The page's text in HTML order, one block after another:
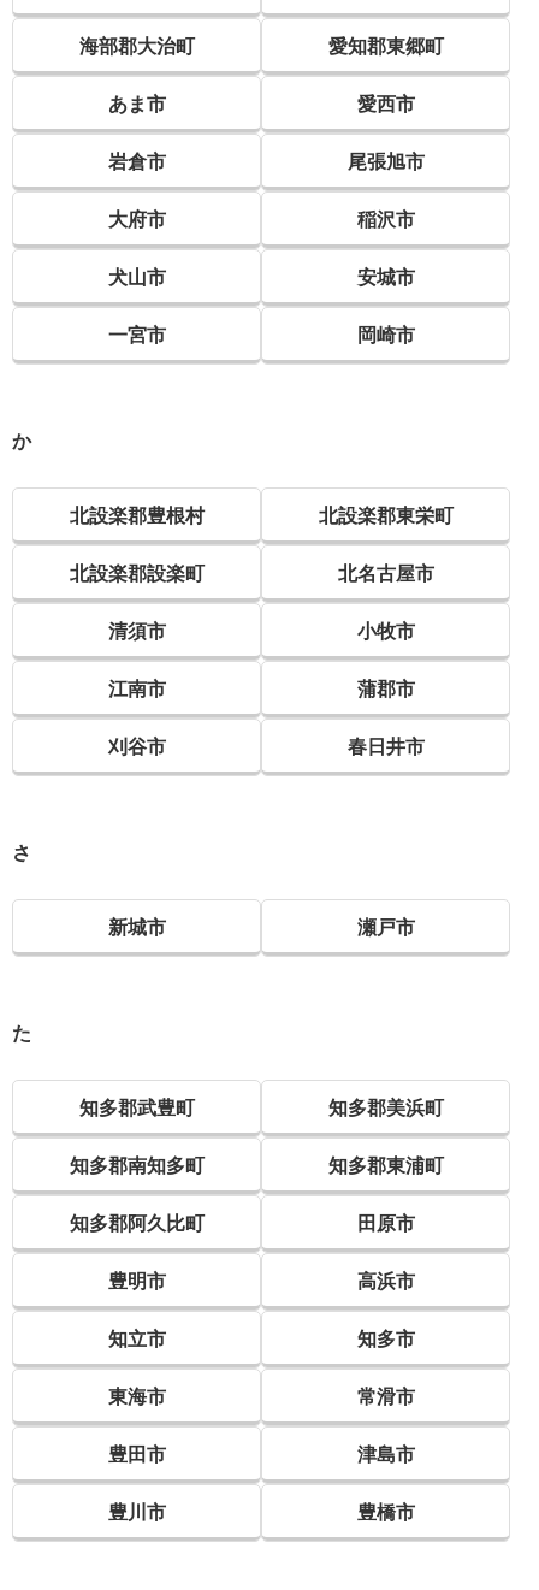
海部郡大治町 愛知郡東郷町
あま市 愛西市
岩倉市 尾張旭市
大府市 稲沢市
犬山市 安城市
一宮市 岡崎市
か
北設楽郡豊根村 北設楽郡東栄町
北設楽郡設楽町 北名古屋市
清須市 小牧市
江南市 蒲郡市
刈谷市 春日井市
さ
新城市 瀬戸市
た
知多郡武豊町 知多郡美浜町
知多郡南知多町 知多郡東浦町
知多郡阿久比町 田原市
豊明市 高浜市
知立市 知多市
東海市 常滑市
豊田市 津島市
豊川市 豊橋市